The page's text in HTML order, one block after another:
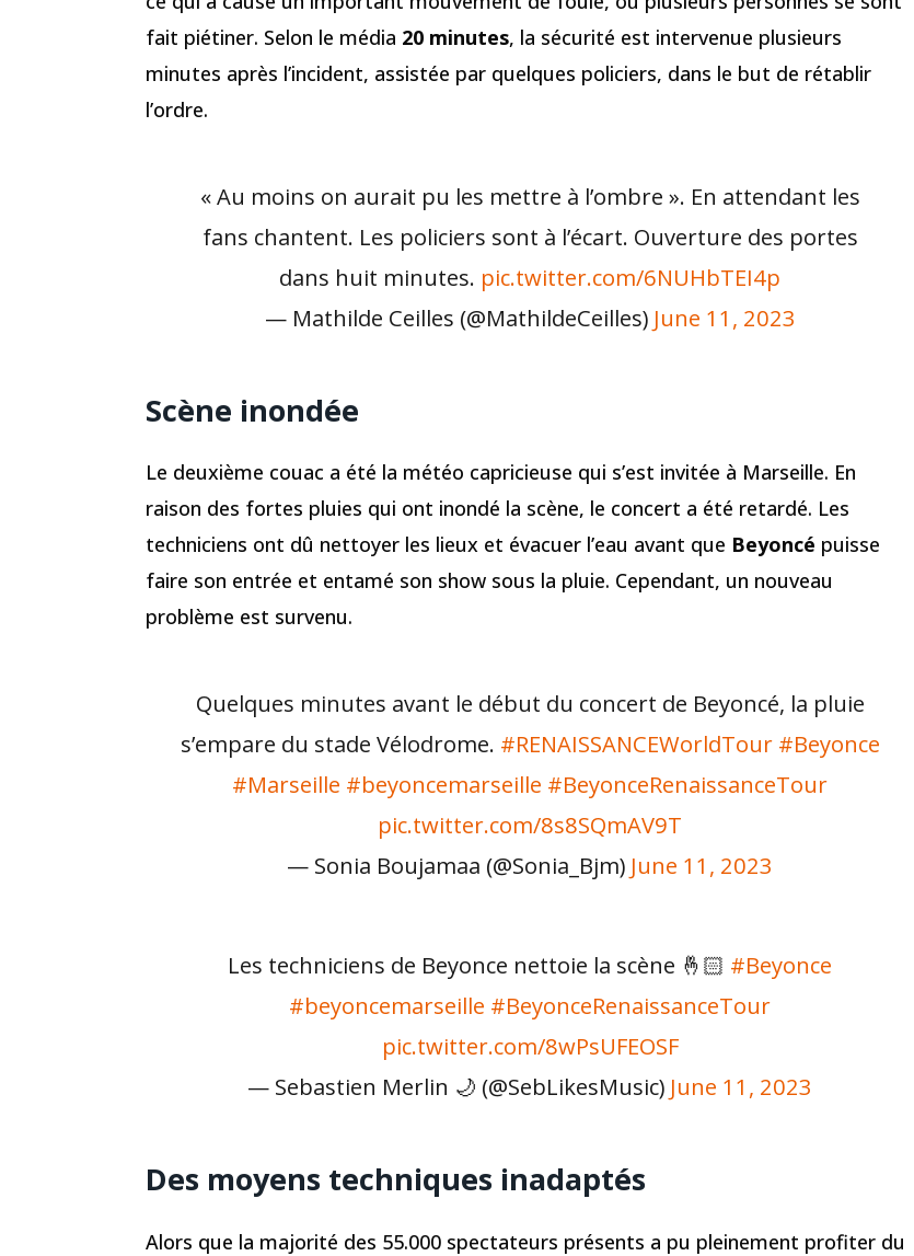
fait piétiner. Selon le média 20 minutes, la sécurité est intervenue plusieurs
minutes après l’incident, assistée par quelques policiers, dans le but de rétablir
l’ordre.
« Au moins on aurait pu les mettre à l’ombre ». En attendant les
fans chantent. Les policiers sont à l’écart. Ouverture des portes
dans huit minutes. pic.twitter.com/6NUHbTEI4p
— Mathilde Ceilles (@MathildeCeilles) June 11, 2023
Scène inondée
Le deuxième couac a été la météo capricieuse qui s’est invitée à Marseille. En
raison des fortes pluies qui ont inondé la scène, le concert a été retardé. Les
techniciens ont dû nettoyer les lieux et évacuer l’eau avant que Beyoncé puisse
faire son entrée et entamé son show sous la pluie. Cependant, un nouveau
problème est survenu.
Quelques minutes avant le début du concert de Beyoncé, la pluie
s’empare du stade Vélodrome. #RENAISSANCEWorldTour #Beyonce
#Marseille #beyoncemarseille #BeyonceRenaissanceTour
pic.twitter.com/8s8SQmAV9T
— Sonia Boujamaa (@Sonia_Bjm) June 11, 2023
Les techniciens de Beyonce nettoie la scène 🤞🏻 #Beyonce
#beyoncemarseille #BeyonceRenaissanceTour
pic.twitter.com/8wPsUFEOSF
— Sebastien Merlin 🌙 (@SebLikesMusic) June 11, 2023
Des moyens techniques inadaptés
Alors que la majorité des 55.000 spectateurs présents a pu pleinement profiter du